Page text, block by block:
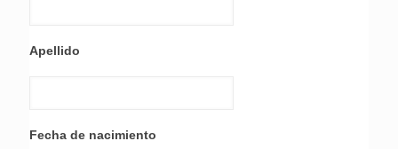
Apellido
Fecha de nacimiento